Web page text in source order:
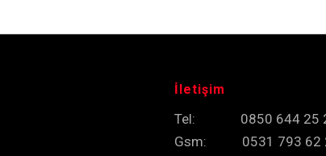
İletişim
Tel: 0850 644 25
Gsm: 0531 793 62